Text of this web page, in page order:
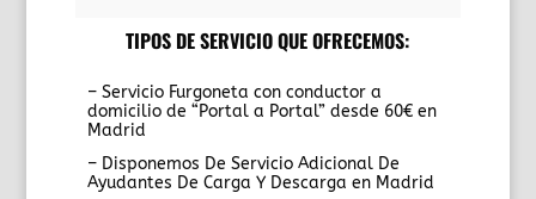
TIPOS DE SERVICIO QUE OFRECEMOS:
– Servicio Furgoneta con conductor a
domicilio de “Portal a Portal” desde 60€ en
Madrid
– Disponemos De Servicio Adicional De
Ayudantes De Carga Y Descarga en Madrid